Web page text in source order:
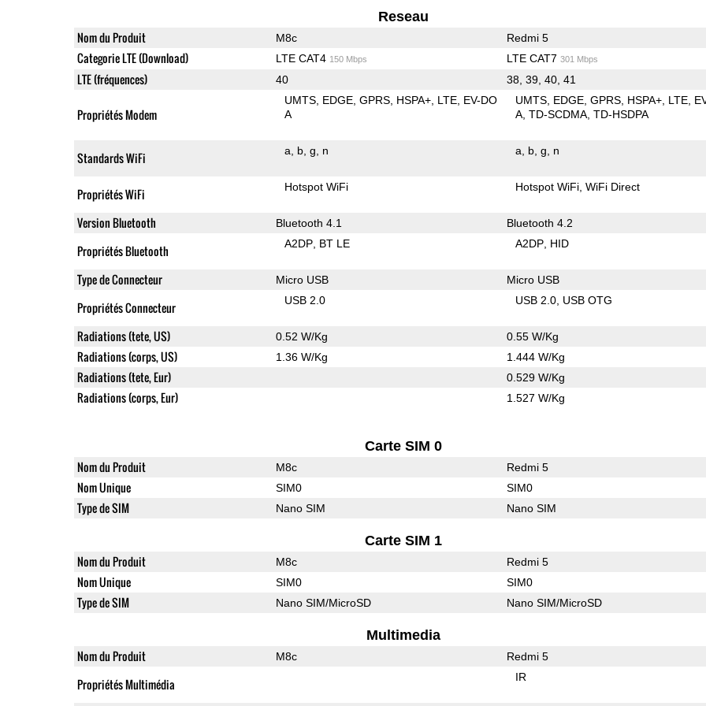
Reseau
Nom du Produit M8c Redmi 5
Categorie LTE (Download) LTE CAT4 150 Mbps LTE CAT7 301 Mbps
LTE (fréquences) 40 38, 39, 40, 41
Propriétés Modem
UMTS EDGE GPRS HSPA+ LTE EV-DO
A
UMTS EDGE GPRS HSPA+ LTE
A TD-SCDMA TD-HSDPA
Standards WiFi a b g n a b g n
Propriétés WiFi Hotspot WiFi Hotspot WiFi WiFi Direct
Version Bluetooth Bluetooth 4.1 Bluetooth 4.2
Propriétés Bluetooth A2DP BT LE A2DP HID
Type de Connecteur Micro USB Micro USB
Propriétés Connecteur USB 2.0 USB 2.0 USB OTG
Radiations (tete, US) 0.52 W/Kg 0.55 W/Kg
Radiations (corps, US) 1.36 W/Kg 1.444 W/Kg
Radiations (tete, Eur) 0.529 W/Kg
Radiations (corps, Eur) 1.527 W/Kg
Carte SIM 0
Nom du Produit M8c Redmi 5
Nom Unique SIM0 SIM0
Type de SIM Nano SIM Nano SIM
Carte SIM 1
Nom du Produit M8c Redmi 5
Nom Unique SIM0 SIM0
Type de SIM Nano SIM/MicroSD Nano SIM/MicroSD
Multimedia
Nom du Produit M8c Redmi 5
Propriétés Multimédia IR